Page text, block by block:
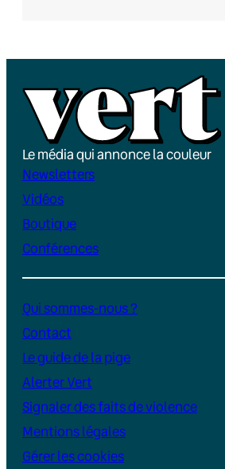
Le média qui annonce la couleur
Newsletters
Vidéos
Boutique
Conférences
Qui sommes-nous ?
Contact
Le guide de la pige
Alerter Vert
Signaler des faits de violence
Mentions légales
Gérer les cookies